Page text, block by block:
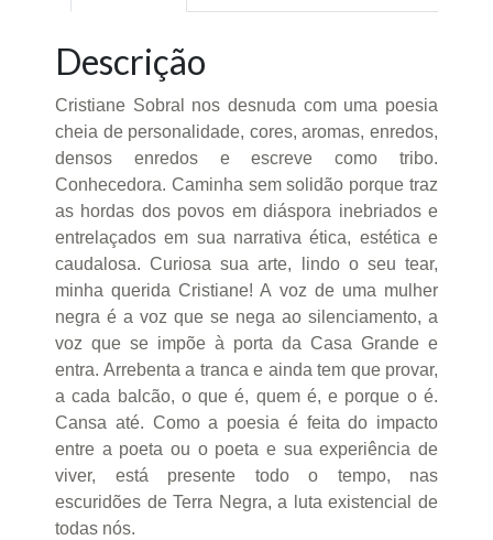
Descrição
Cristiane Sobral nos desnuda com uma poesia
cheia de personalidade, cores, aromas, enredos,
densos enredos e escreve como tribo.
Conhecedora. Caminha sem solidão porque traz
as hordas dos povos em diáspora inebriados e
entrelaçados em sua narrativa ética, estética e
caudalosa. Curiosa sua arte, lindo o seu tear,
minha querida Cristiane! A voz de uma mulher
negra é a voz que se nega ao silenciamento, a
voz que se impõe à porta da Casa Grande e
entra. Arrebenta a tranca e ainda tem que provar,
a cada balcão, o que é, quem é, e porque o é.
Cansa até. Como a poesia é feita do impacto
entre a poeta ou o poeta e sua experiência de
viver, está presente todo o tempo, nas
escuridões de Terra Negra, a luta existencial de
todas nós.